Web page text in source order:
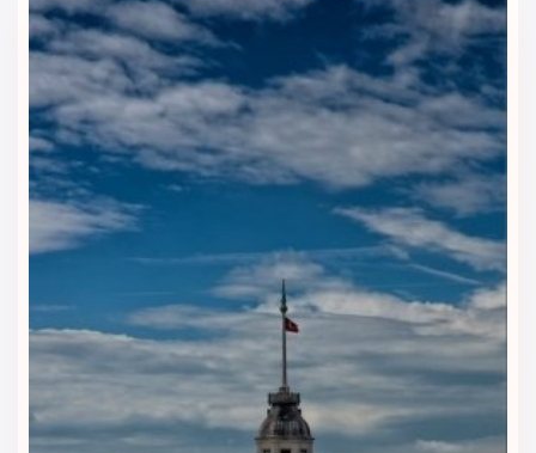
کافه و لانج هتل فضایی شیک و آرام دارد که برای نوشیدن قهوه
تازه‌دم یا صرف میان‌وعده مناسب است. این فضا معمولاً محل خوبی
برای استراحت یا ملاقات‌های کوتاه کاری محسوب می‌شود.
🛎 سایر خدمات رفاهی
اینترنت پرسرعت رایگان در سراسر هتل
پذیرش ۲۴ ساعته
سرویس خشک‌شویی و اتوشویی
خدمات ترنسفر فرودگاهی
امکانات ویژه برای خانواده‌ها و کودکان